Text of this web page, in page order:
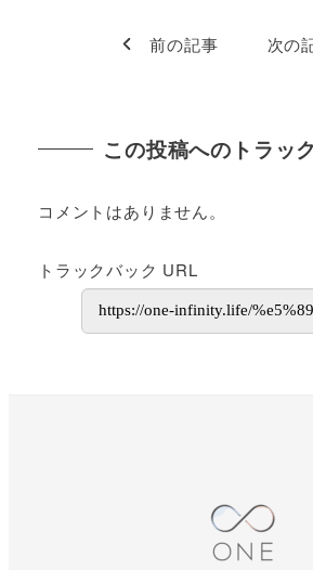
前の記事 次の
この投稿へのトラッ
コメントはありません。
トラックバック URL